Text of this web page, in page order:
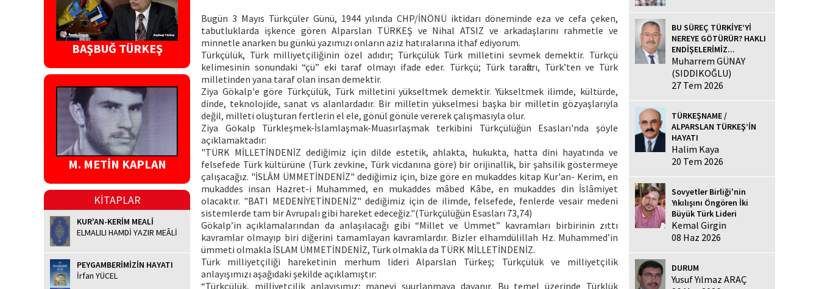
BAŞBUĞ TÜRKEŞ
M. METİN KAPLAN
KİTAPLAR
KUR'AN-KERİM MEALİ
ELMALILI HAMDİ YAZIR MEÂLİ
PEYGAMBERİMİZİN HAYATI
İrfan YÜCEL
Bugün 3 Mayıs Türkçüler Günü, 1944 yılında CHP/İNÖNÜ iktidarı döneminde eza ve cefa çeken,
tabutluklarda işkence gören Alparslan TÜRKEŞ ve Nihal ATSIZ ve arkadaşlarını rahmetle ve
minnetle anarken bu günkü yazımızı onların aziz hatıralarına ithaf ediyorum.
Türkçülük, Türk milliyetçiliğinin özel adıdır; Türkçülük Türk milletini sevmek demektir. Türkçü
kelimesinin sonundaki “çü” eki taraf olmayı ifade eder. Türkçü; Türk taraftarı, Türk’ten ve Türk
milletinden yana taraf olan insan demektir.
Ziya Gökalp'e göre Türkçülük, Türk milletini yükseltmek demektir. Yükseltmek ilimde, kültürde,
dinde, teknolojide, sanat vs alanlardadır. Bir milletin yükselmesi başka bir milletin gözyaşlarıyla
değil, milleti oluşturan fertlerin el ele, gönül gönüle vererek çalışmasıyla olur.
Ziya Gökalp Türkleşmek-İslamlaşmak-Muasırlaşmak terkibini Türkçülüğün Esasları'nda şöyle
açıklamaktadır:
"TÜRK MİLLETİNDENİZ dediğimiz için dilde estetik, ahlakta, hukukta, hatta dini hayatında ve
felsefede Türk kültürüne (Türk zevkine, Türk vicdanına göre) bir orijinallik, bir şahsilik göstermeye
çalışacağız. "İSLÂM ÜMMETİNDENİZ" dediğimiz için, bize göre en mukaddes kitap Kur'an- Kerim, en
mukaddes insan Hazret-i Muhammed, en mukaddes mâbed Kâbe, en mukaddes din İslâmiyet
olacaktır. "BATI MEDENİYETİNDENİZ" dediğimiz için de ilimde, felsefede, fenlerde vesair medeni
sistemlerde tam bir Avrupalı gibi hareket edeceğiz."(Türkçülüğün Esasları 73,74)
Gökalp’in açıklamalarından da anlaşılacağı gibi “Millet ve Ümmet” kavramları birbirinin zıttı
kavramlar olmayıp biri diğerini tamamlayan kavramlardır. Bizler elhamdülillah Hz. Muhammed’in
ümmeti olmakla İSLAM ÜMMETİNDENİZ, Türk olmakla da TÜRK MİLLETİNDENİZ.
Türk milliyetçiliği hareketinin merhum lideri Alparslan Türkeş; Türkçülük ve milliyetçilik
anlayışımızı aşağıdaki şekilde açıklamıştır:
“Türkçülük, milliyetçilik anlayışımız; manevi şuurlanmaya dayanır. Bu temel üzerinde Türklük
BU SÜREÇ TÜRKİYE’Yİ
NEREYE GÖTÜRÜR? HAKLI
ENDİŞELERİMİZ...
Muharrem GÜNAY
(SIDDIKOĞLU)
27 Tem 2026
TÜRKEŞNAME /
ALPARSLAN TÜRKEŞ’İN
HAYATI
Halim Kaya
20 Tem 2026
Sovyetler Birliği'nin
Yıkılışını Öngören İki
Büyük Türk Lideri
Kemal Girgin
08 Haz 2026
DURUM
Yusuf Yılmaz ARAÇ